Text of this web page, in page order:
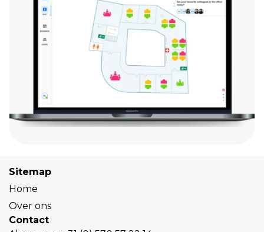
Sitemap
Home
Over ons
Contact